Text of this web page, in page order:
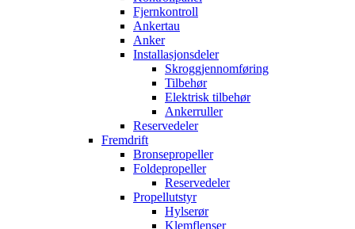
Fjernkontroll
Ankertau
Anker
Installasjonsdeler
Skroggjennomføring
Tilbehør
Elektrisk tilbehør
Ankerruller
Reservedeler
Fremdrift
Bronsepropeller
Foldepropeller
Reservedeler
Propellutstyr
Hylserør
Klemflenser